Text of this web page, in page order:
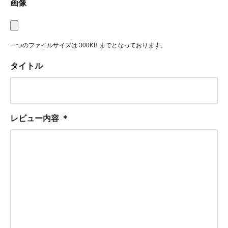
画像
一つのファイルサイズは 300KB までとなっております。
タイトル
レビュー内容 ＊